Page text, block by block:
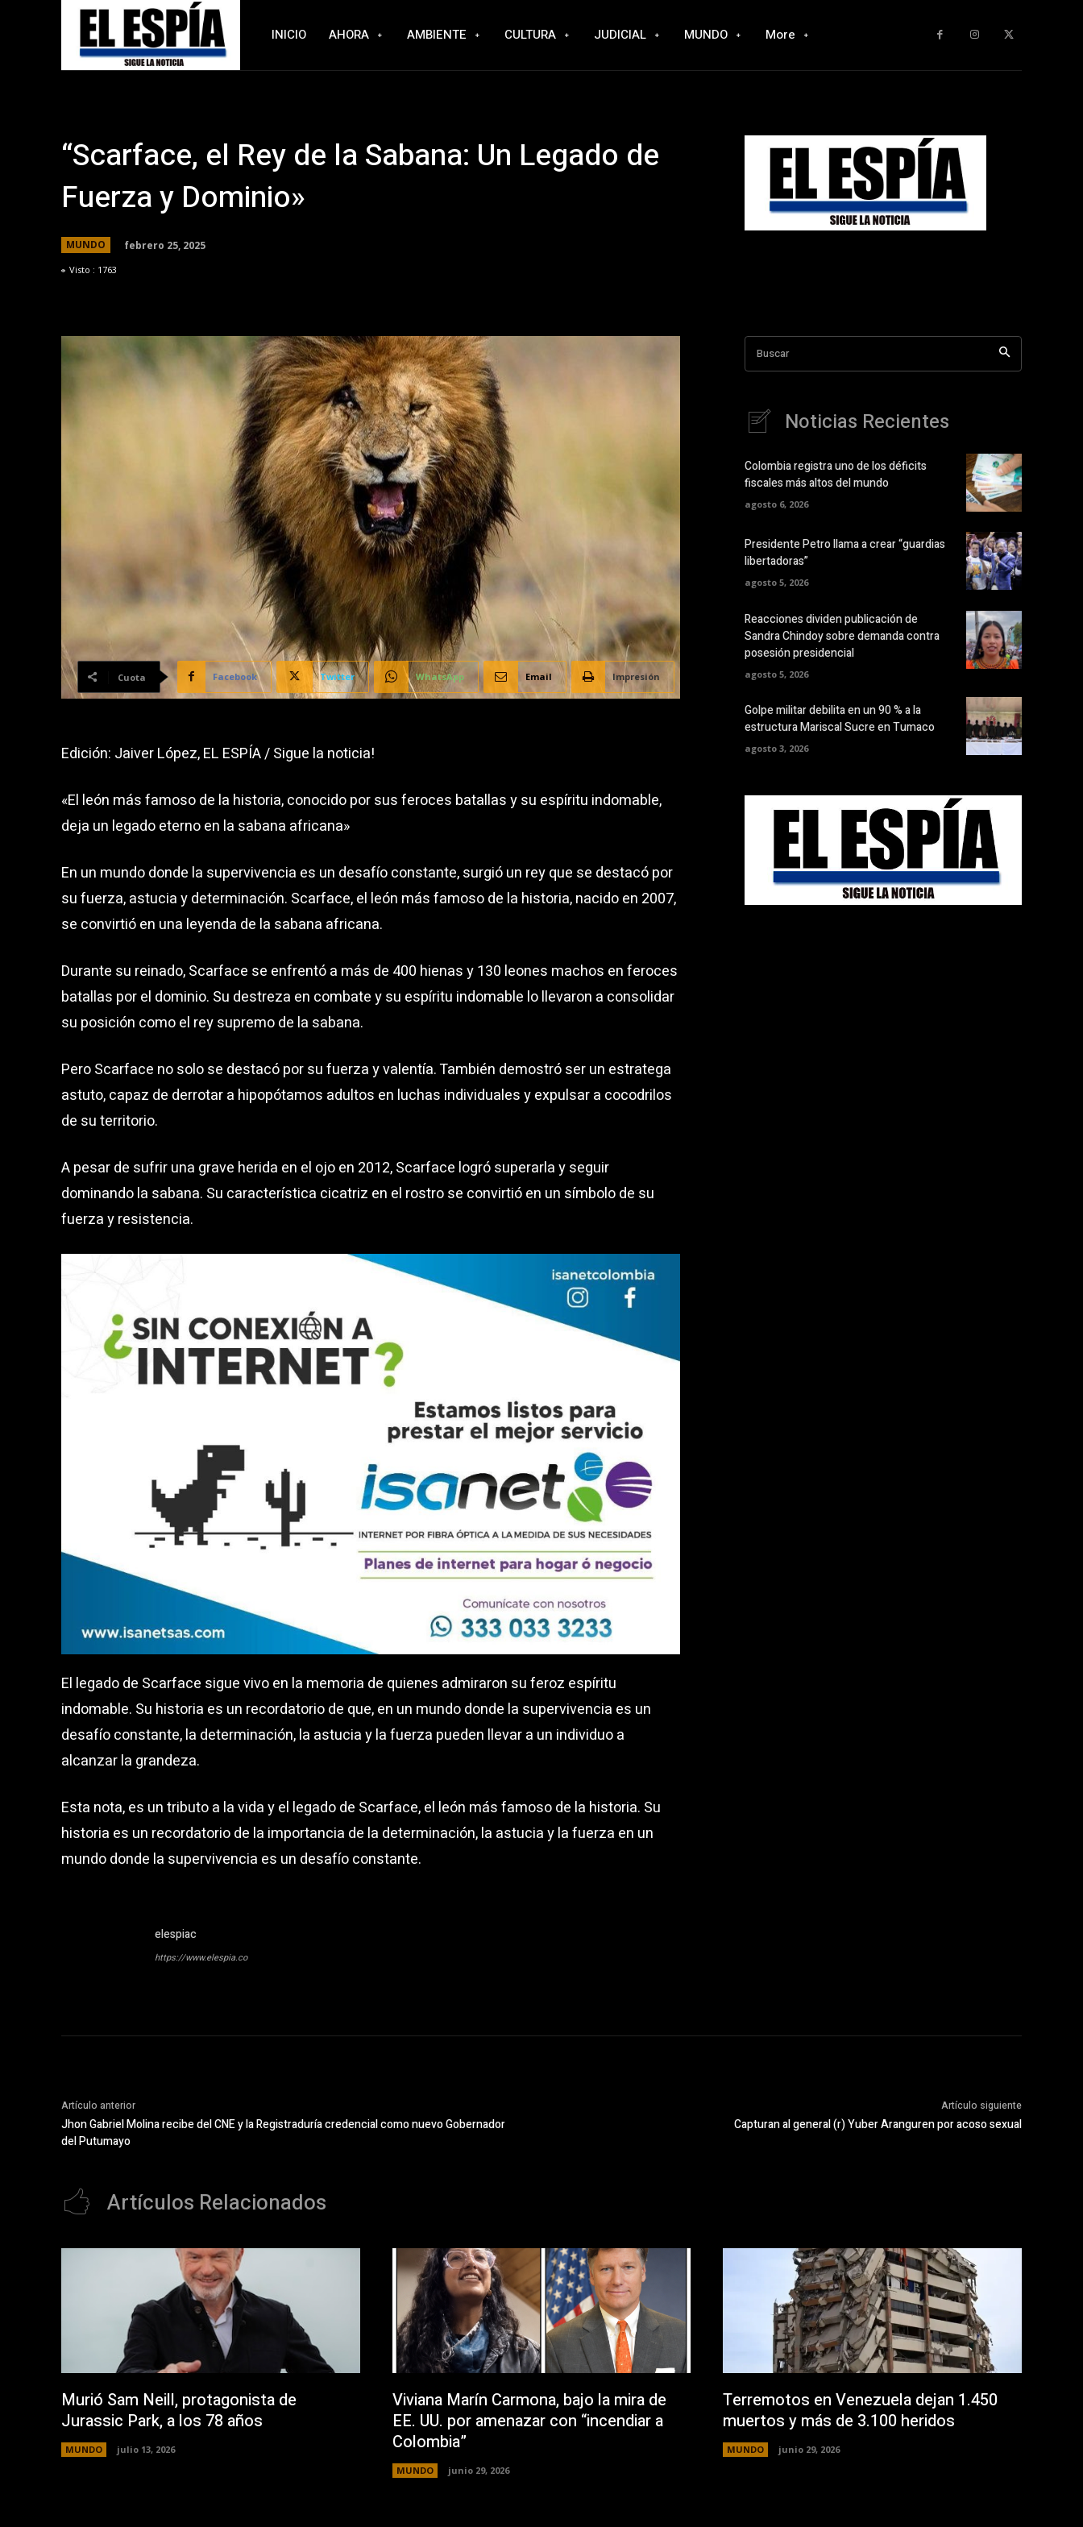
INICIO AHORA AMBIENTE CULTURA JUDICIAL MUNDO More
“Scarface, el Rey de la Sabana: Un Legado de
Fuerza y Dominio»
MUNDO febrero 25, 2025
Visto : 1763
Cuota Facebook Twitter WhatsApp Email Impresión
Edición: Jaiver López, EL ESPÍA / Sigue la noticia!
«El león más famoso de la historia, conocido por sus feroces batallas y su espíritu indomable,
deja un legado eterno en la sabana africana»
En un mundo donde la supervivencia es un desafío constante, surgió un rey que se destacó por
su fuerza, astucia y determinación. Scarface, el león más famoso de la historia, nacido en 2007,
se convirtió en una leyenda de la sabana africana.
Durante su reinado, Scarface se enfrentó a más de 400 hienas y 130 leones machos en feroces
batallas por el dominio. Su destreza en combate y su espíritu indomable lo llevaron a consolidar
su posición como el rey supremo de la sabana.
Pero Scarface no solo se destacó por su fuerza y valentía. También demostró ser un estratega
astuto, capaz de derrotar a hipopótamos adultos en luchas individuales y expulsar a cocodrilos
de su territorio.
A pesar de sufrir una grave herida en el ojo en 2012, Scarface logró superarla y seguir
dominando la sabana. Su característica cicatriz en el rostro se convirtió en un símbolo de su
fuerza y resistencia.
El legado de Scarface sigue vivo en la memoria de quienes admiraron su feroz espíritu
indomable. Su historia es un recordatorio de que, en un mundo donde la supervivencia es un
desafío constante, la determinación, la astucia y la fuerza pueden llevar a un individuo a
alcanzar la grandeza.
Esta nota, es un tributo a la vida y el legado de Scarface, el león más famoso de la historia. Su
historia es un recordatorio de la importancia de la determinación, la astucia y la fuerza en un
mundo donde la supervivencia es un desafío constante.
elespiac
https://www.elespia.co
Buscar
Noticias Recientes
Colombia registra uno de los déficits
fiscales más altos del mundo
agosto 6, 2026
Presidente Petro llama a crear “guardias
libertadoras”
agosto 5, 2026
Reacciones dividen publicación de
Sandra Chindoy sobre demanda contra
posesión presidencial
agosto 5, 2026
Golpe militar debilita en un 90 % a la
estructura Mariscal Sucre en Tumaco
agosto 3, 2026
Artículo anterior
Jhon Gabriel Molina recibe del CNE y la Registraduría credencial como nuevo Gobernador
del Putumayo
Artículo siguiente
Capturan al general (r) Yuber Aranguren por acoso sexual
Artículos Relacionados
Murió Sam Neill, protagonista de
Jurassic Park, a los 78 años
MUNDO julio 13, 2026
Viviana Marín Carmona, bajo la mira de
EE. UU. por amenazar con “incendiar a
Colombia”
MUNDO junio 29, 2026
Terremotos en Venezuela dejan 1.450
muertos y más de 3.100 heridos
MUNDO junio 29, 2026